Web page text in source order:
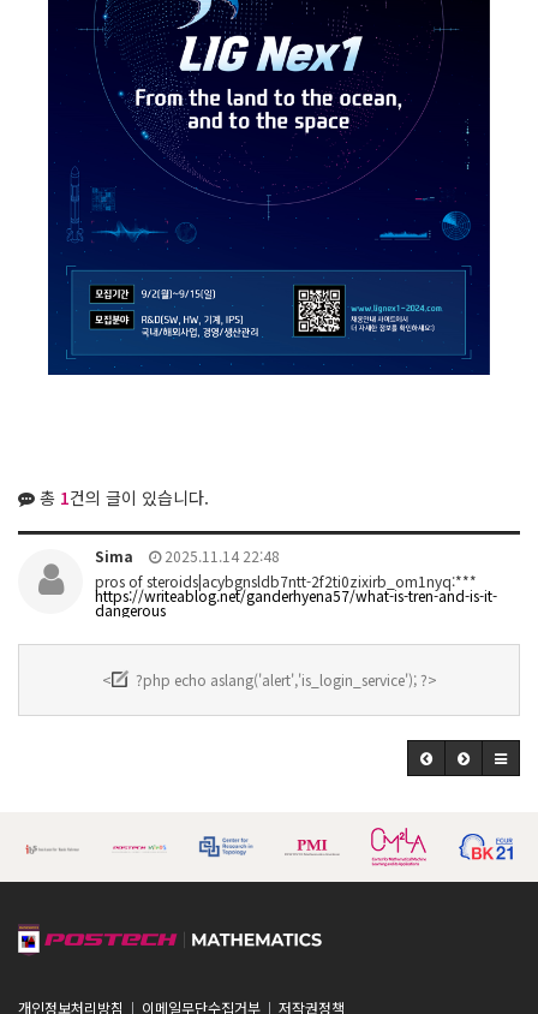
총 1건의 글이 있습니다.
Sima
2025.11.14 22:48
pros of steroids|acybgnsldb7ntt-2f2ti0zixirb_om1nyq:***
https://writeablog.net/ganderhyena57/what-is-tren-and-is-it-
dangerous
< ?php echo aslang('alert','is_login_service'); ?>
개인정보처리방침 이메일무단수집거부 저작권정책